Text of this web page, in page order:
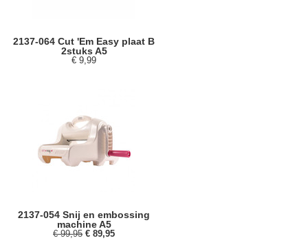
2137-064 Cut 'Em Easy plaat B
2stuks A5
€ 9,99
2137-054 Snij en embossing
machine A5
€ 99,95 € 89,95